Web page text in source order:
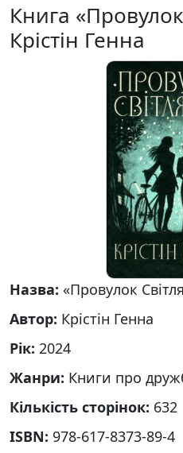
Книга «Провулок
Крістін Генна
Назва: «Провулок
Автор: Крістін Генна
Рік: 2024
Жанри: Книги про
Кількість сторінок: 632
ISBN: 978-617-8373-89-4